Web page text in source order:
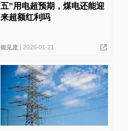
五”用电超预期，煤电还能迎
来超额红利吗
能见度 2026-01-21